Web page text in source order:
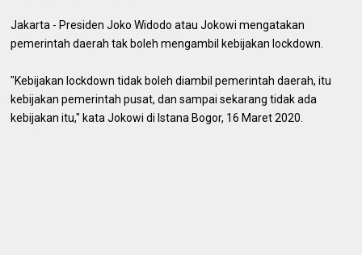
Jakarta - Presiden Joko Widodo atau Jokowi mengatakan
pemerintah daerah tak boleh mengambil kebijakan lockdown.
"Kebijakan lockdown tidak boleh diambil pemerintah daerah, itu
kebijakan pemerintah pusat, dan sampai sekarang tidak ada
kebijakan itu," kata Jokowi di Istana Bogor, 16 Maret 2020.